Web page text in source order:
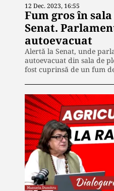
12 Dec. 2023, 16:55
Fum gros în
Senat.
autoevacuat
Alertă la Senat, unde
autoevacuat din sala de
fost cuprinsă de un fum